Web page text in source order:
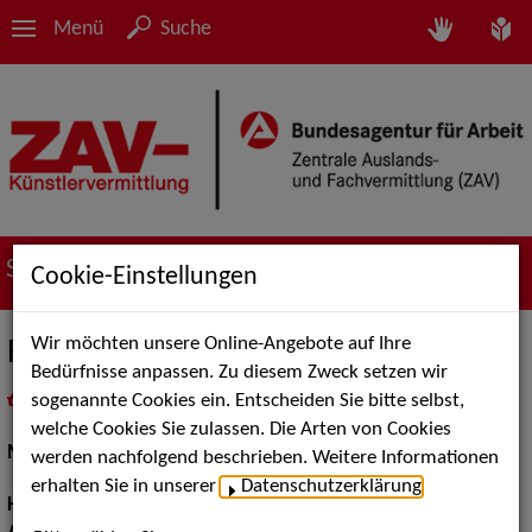
Menü Suche
Suche nach Künstler*innen
Felicitas Hadzik
als PDF speichern
inMeine Merklistelegen
Musical:Darstellerin, Sängerin, Tänzerin
Haarfarbe:
Cookie-Einstellungen
Wir möchten unsere Online-Angebote auf Ihre
Bedürfnisse anpassen. Zu diesem Zweck setzen wir
sogenannte Cookies ein. Entscheiden Sie bitte selbst,
welche Cookies Sie zulassen. Die Arten von Cookies
werden nachfolgend beschrieben. Weitere Informationen
erhalten Sie in unserer
Datenschutzerklärung